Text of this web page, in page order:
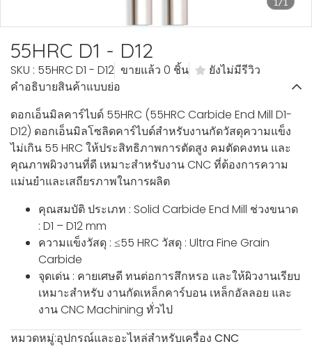
55HRC D1 - D12
SKU : 55HRC D1 - D12 ขายแล้ว 0 ชิ้น
ยังไม่มีรีวิว
คำอธิบายสินค้าแบบย่อ
ดอกเอ็นมิลคาร์ไบด์ 55HRC (55HRC Carbide End Mill D1-
D12) ดอกเอ็นมิลโซลิดคาร์ไบด์สำหรับงานกัดวัสดุความแข็ง
ไม่เกิน 55 HRC ให้ประสิทธิภาพการตัดสูง คมตัดคงทน และ
คุณภาพผิวงานที่ดี เหมาะสำหรับงาน CNC ที่ต้องการความ
แม่นยำและเสถียรภาพในการผลิต
คุณสมบัติ ประเภท : Solid Carbide End Mill ช่วงขนาด
: D1 – D12 mm
ความแข็งวัสดุ : ≤55 HRC วัสดุ : Ultra Fine Grain
Carbide
จุดเด่น : คายเศษดี ทนต่อการสึกหรอ และให้ผิวงานเรียบ
เหมาะสำหรับ งานกัดเหล็กคาร์บอน เหล็กอัลลอย และ
งาน CNC Machining ทั่วไป
หมวดหมู่:อุปกรณ์และอะไหล่สำหรับเครื่อง CNC